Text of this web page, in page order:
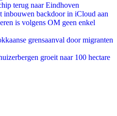
terug naar Eindhoven
inbouwen backdoor in iCloud aan
is volgens OM geen enkel
grensaanval door migranten
groeit naar 100 hectare